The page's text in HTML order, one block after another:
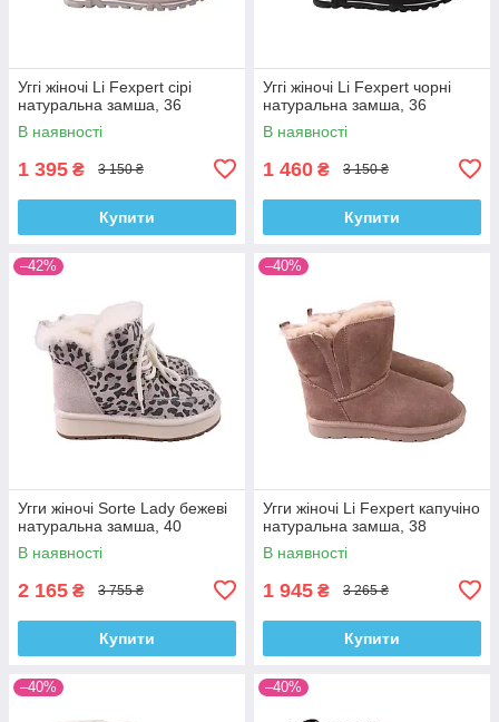
Уггі жіночі Li Fexpert сірі
натуральна замша, 36
В наявності
1 395 ₴ 3 150 ₴
Купити
Уггі жіночі Li Fexpert чорні
натуральна замша, 36
В наявності
1 460 ₴ 3 150 ₴
Купити
–42%
Угги жіночі Sorte Lady бежеві
натуральна замша, 40
В наявності
2 165 ₴ 3 755 ₴
Купити
–40%
Угги жіночі Li Fexpert капучіно
натуральна замша, 38
В наявності
1 945 ₴ 3 265 ₴
Купити
–40% –40%